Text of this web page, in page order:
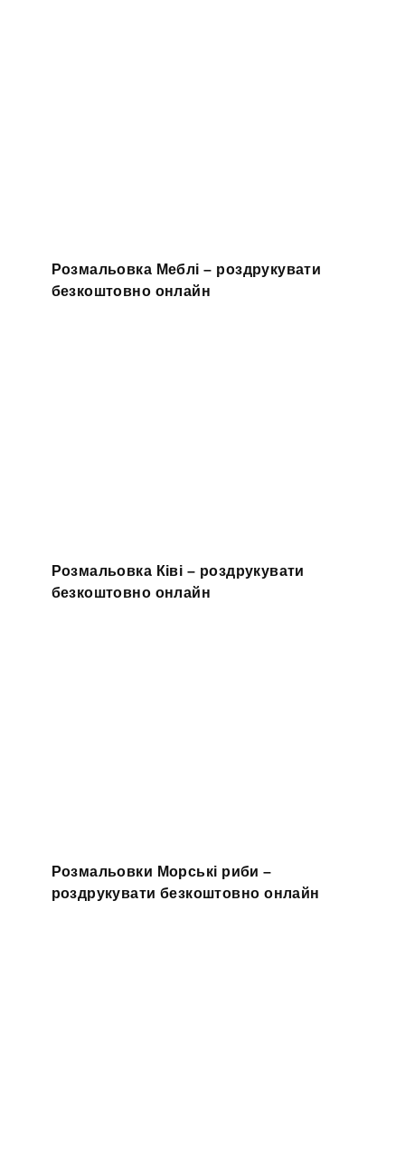
Розмальовка Меблі – роздрукувати
безкоштовно онлайн
Розмальовка Ківі – роздрукувати
безкоштовно онлайн
Розмальовки Морські риби –
роздрукувати безкоштовно онлайн